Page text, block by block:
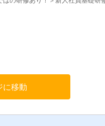
に移動